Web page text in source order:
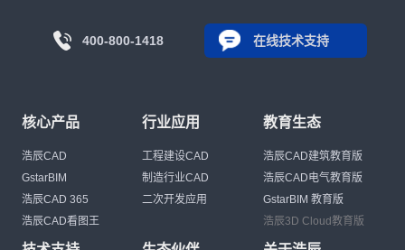
400-800-1418 在线技术支持
核心产品
浩辰CAD
GstarBIM
浩辰CAD 365
浩辰CAD看图王
行业应用
工程建设CAD
制造行业CAD
二次开发应用
教育生态
浩辰CAD建筑教育版
浩辰CAD电气教育版
GstarBIM 教育版
浩辰3D Cloud教育版